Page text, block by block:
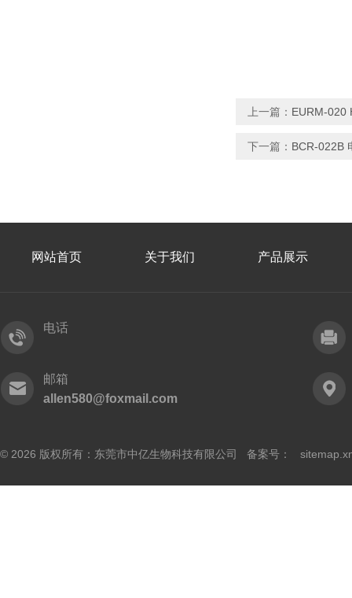
上一篇： EURM-020
下一篇： BCR-022B
网站首页 关于我们 产品展示
电话
邮箱
allen580@foxmail.com
© 2026 版权所有：东莞市中亿生物科技有限公司 备案号：